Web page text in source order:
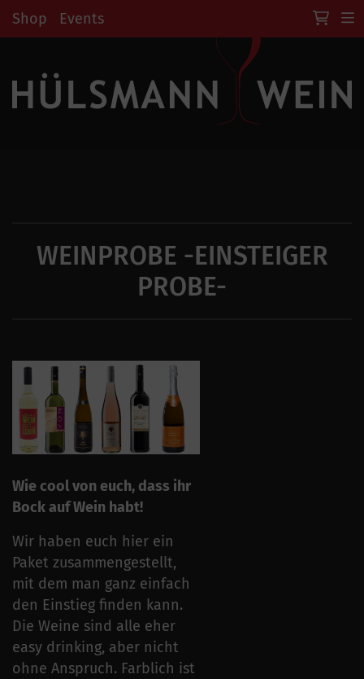
Shop Events
WEINPROBE -EINSTEIGER
PROBE-
Wie cool von euch, dass ihr
Bock auf Wein habt!
Wir haben euch hier ein
Paket zusammengestellt,
mit dem man ganz einfach
den Einstieg finden kann.
Die Weine sind alle eher
easy drinking, aber nicht
ohne Anspruch. Farblich ist